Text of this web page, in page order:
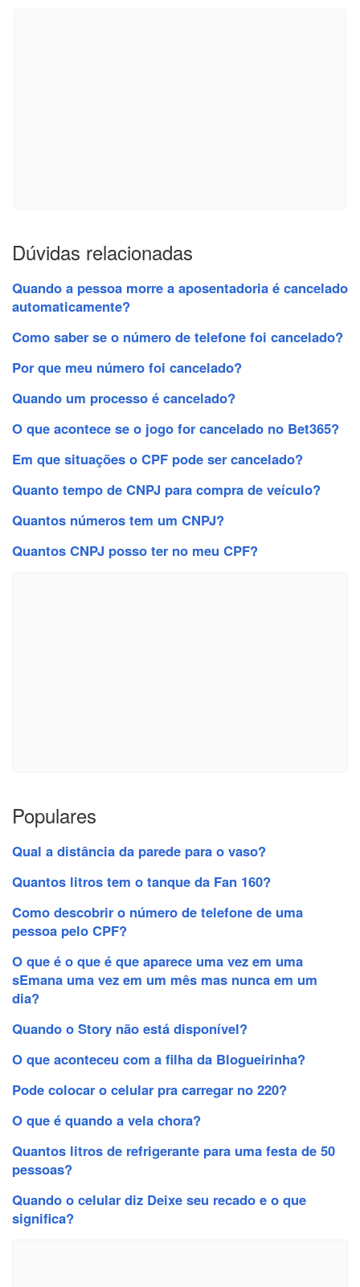
Dúvidas relacionadas
Quando a pessoa morre a aposentadoria é cancelado
automaticamente?
Como saber se o número de telefone foi cancelado?
Por que meu número foi cancelado?
Quando um processo é cancelado?
O que acontece se o jogo for cancelado no Bet365?
Em que situações o CPF pode ser cancelado?
Quanto tempo de CNPJ para compra de veículo?
Quantos números tem um CNPJ?
Quantos CNPJ posso ter no meu CPF?
Populares
Qual a distância da parede para o vaso?
Quantos litros tem o tanque da Fan 160?
Como descobrir o número de telefone de uma
pessoa pelo CPF?
O que é o que é que aparece uma vez em uma
sEmana uma vez em um mês mas nunca em um
dia?
Quando o Story não está disponível?
O que aconteceu com a filha da Blogueirinha?
Pode colocar o celular pra carregar no 220?
O que é quando a vela chora?
Quantos litros de refrigerante para uma festa de 50
pessoas?
Quando o celular diz Deixe seu recado e o que
significa?